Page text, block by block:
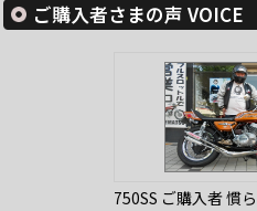
ご購入者さまの声 VOICE
750SS ご購入者慣